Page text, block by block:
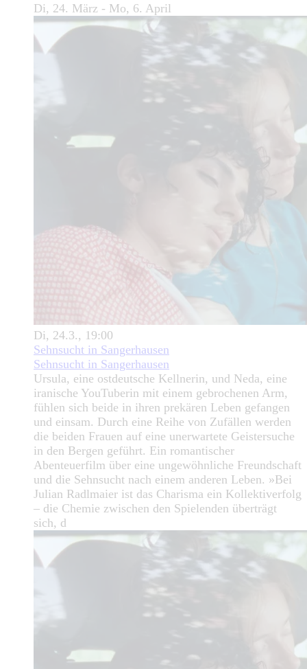
Di, 24. März - Mo, 6. April
Di, 24.3., 19:00
Sehnsucht in Sangerhausen
Sehnsucht in Sangerhausen
Ursula, eine ostdeutsche Kellnerin, und Neda, eine
iranische YouTuberin mit einem gebrochenen Arm,
fühlen sich beide in ihren prekären Leben gefangen
und einsam. Durch eine Reihe von Zufällen werden
die beiden Frauen auf eine unerwartete Geistersuche
in den Bergen geführt. Ein romantischer
Abenteuerfilm über eine ungewöhnliche Freundschaft
und die Sehnsucht nach einem anderen Leben. »Bei
Julian Radlmaier ist das Charisma ein Kollektiverfolg
– die Chemie zwischen den Spielenden überträgt
sich, d